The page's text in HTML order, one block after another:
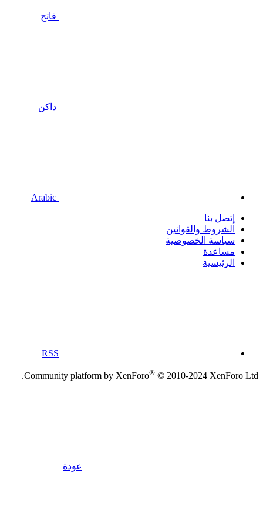
فاتح
داكن
إتصل بنا
الشروط والقوانين
سياسة الخصوصية
مساعدة
الرئيسية
RSS
Community platform by XenForo® © 2010-2024 XenForo Ltd.
عودة